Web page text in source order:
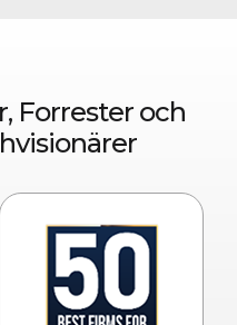
Forrester och